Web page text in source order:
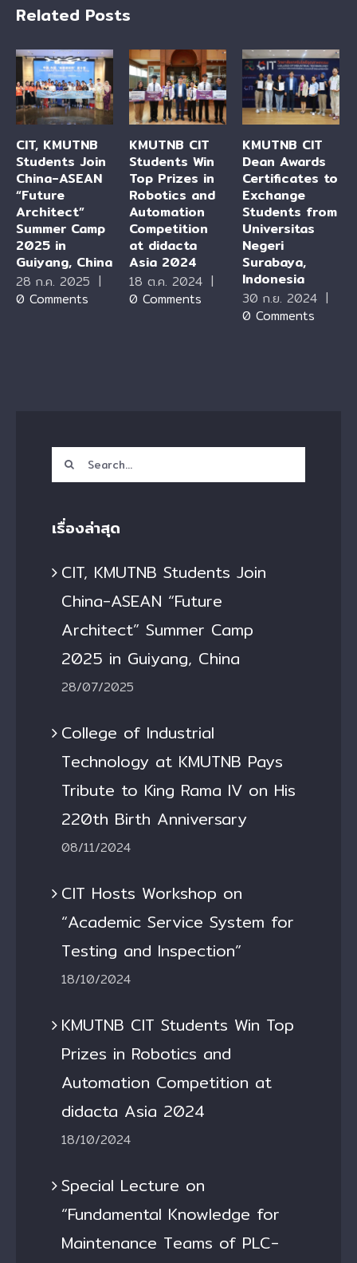
Related Posts
CIT, KMUTNB
Students Join
China-ASEAN
“Future
Architect”
Summer Camp
2025 in
Guiyang, China
28 ก.ค. 2025 |
0 Comments
KMUTNB CIT
Students Win
Top Prizes in
Robotics and
Automation
Competition
at didacta
Asia 2024
18 ต.ค. 2024 |
0 Comments
KMUTNB CIT
Dean Awards
Certificates to
Exchange
Students from
Universitas
Negeri
Surabaya,
Indonesia
30 ก.ย. 2024 |
0 Comments
Search
for:
เรื่องล่าสุด
CIT, KMUTNB Students Join
China-ASEAN “Future
Architect” Summer Camp
2025 in Guiyang, China
28/07/2025
College of Industrial
Technology at KMUTNB Pays
Tribute to King Rama IV on His
220th Birth Anniversary
08/11/2024
CIT Hosts Workshop on
“Academic Service System for
Testing and Inspection”
18/10/2024
KMUTNB CIT Students Win Top
Prizes in Robotics and
Automation Competition at
didacta Asia 2024
18/10/2024
Special Lecture on
“Fundamental Knowledge for
Maintenance Teams of PLC-